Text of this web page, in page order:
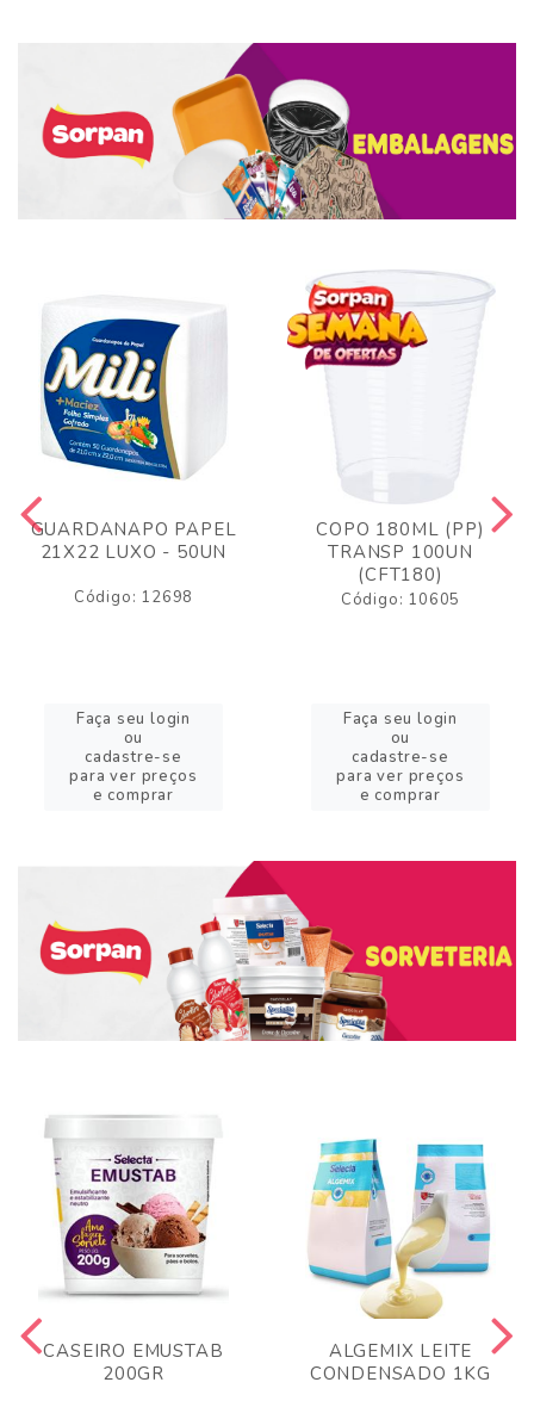
GUARDANAPO PAPEL
21X22 LUXO - 50UN
Código: 12698
Faça seu login
ou
cadastre-se
para ver preços
e comprar
COPO 180ML (PP)
TRANSP 100UN
(CFT180)
Código: 10605
Faça seu login
ou
cadastre-se
para ver preços
e comprar
CASEIRO EMUSTAB
200GR
ALGEMIX LEITE
CONDENSADO 1KG